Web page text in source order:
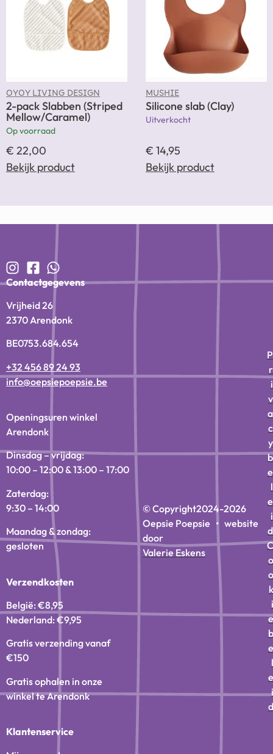
OYOY LIVING DESIGN
2-pack Slabben (Striped
Mellow/Caramel)
Op voorraad
€ 22,00
Bekijk product
MUSHIE
Silicone slab (Clay)
Uitverkocht
€ 14,95
Bekijk product
Contactgegevens
Vrijheid 26
2370 Arendonk
BE0753.684.654
+32 456 89 24 93
info@oepsiepoepsie.be
Openingsuren winkel
Arendonk
Dinsdag – vrijdag:
10:00 – 12:00 & 13:00 – 17:00
Zaterdag:
9:30 – 14:00
Maandag & zondag:
gesloten
Verzendkosten
België: €8,95
Nederland: €9,95
Gratis verzending vanaf
€150
Gratis ophalen in onze
winkel te Arendonk
Klantenservice
© Copyright2024-2026
Oepsie Poepsie • website
door
Valerie Eskens
P
r
i
v
a
c
y
b
e
l
e
i
d
C
o
o
k
i
e
b
e
l
e
i
d